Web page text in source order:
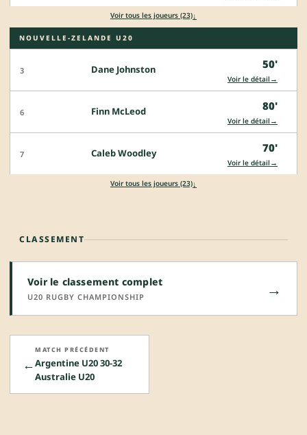
Voir tous les joueurs (23)↓
NOUVELLE-ZELANDE U20
3 Dane Johnston 50'
Voir le détail →
6 Finn McLeod 80'
Voir le détail →
7 Caleb Woodley 70'
Voir le détail →
Voir tous les joueurs (23)↓
CLASSEMENT
Voir le classement complet
U20 RUGBY CHAMPIONSHIP →
←
MATCH PRÉCÉDENT
Argentine U20 30-32
Australie U20